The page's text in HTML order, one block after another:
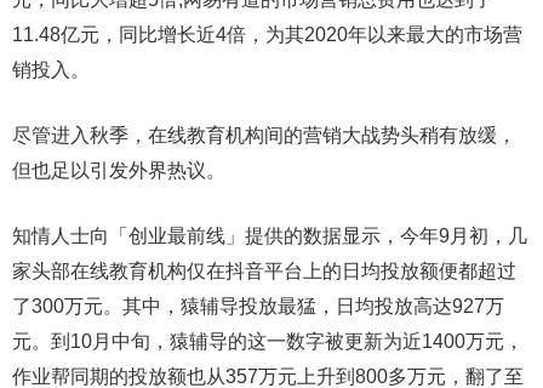
11.48亿元，同比增长近4倍，为其2020年以来最大的市场营
销投入。
尽管进入秋季，在线教育机构间的营销大战势头稍有放缓，
但也足以引发外界热议。
知情人士向「创业最前线」提供的数据显示，今年9月初，几
家头部在线教育机构仅在抖音平台上的日均投放额便都超过
了300万元。其中，猿辅导投放最猛，日均投放高达927万
元。到10月中旬，猿辅导的这一数字被更新为近1400万元，
作业帮同期的投放额也从357万元上升到800多万元，翻了至